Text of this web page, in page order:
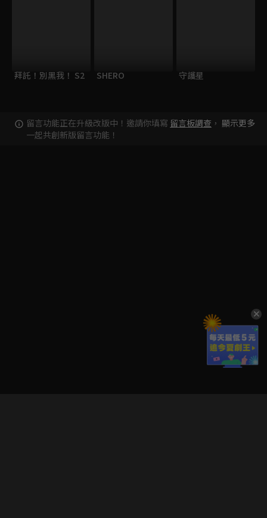
拜託！別黑我！ S2 SHERO 守護星
留言功能正在升級改版中！邀請你填寫 留言板調查 ，
一起共創新版留言功能！
顯示更多